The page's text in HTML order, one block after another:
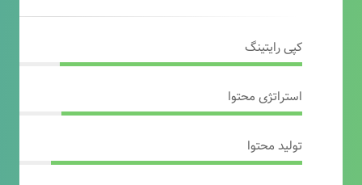
کپی رایتینگ
استراتژی محتوا
تولید محتوا